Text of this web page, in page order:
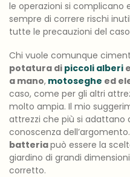
le operazioni si complicano
sempre di correre rischi
tutte le precauzioni del
Chi vuole comunque
potatura di piccoli alberi
a mano, motoseghe ed
caso, come per gli altri
molto ampia. Il mio
attrezzi che più si adattano
conoscenza
batteriapuò essere la
giardino di grandi
corretto.